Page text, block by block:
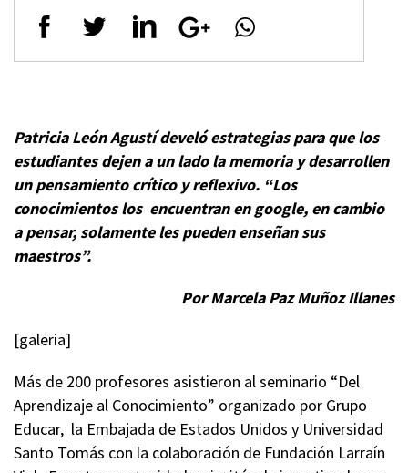
Patricia León Agustí develó estrategias para que los
estudiantes dejen a un lado la memoria y desarrollen
un pensamiento crítico y reflexivo. “Los
conocimientos los encuentran en google, en cambio
a pensar, solamente les pueden enseñan sus
maestros”.
Por Marcela Paz Muñoz Illanes
[galeria]
Más de 200 profesores asistieron al seminario “Del
Aprendizaje al Conocimiento” organizado por Grupo
Educar, la Embajada de Estados Unidos y Universidad
Santo Tomás con la colaboración de Fundación Larraín